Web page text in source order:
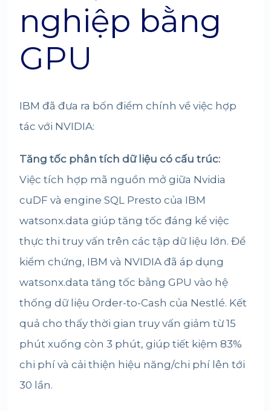
nghiệp bằng
GPU
IBM đã đưa ra bốn điểm chính về việc hợp
tác với NVIDIA:
Tăng tốc phân tích dữ liệu có cấu trúc:
Việc tích hợp mã nguồn mở giữa Nvidia
cuDF và engine SQL Presto của IBM
watsonx.data giúp tăng tốc đáng kể việc
thực thi truy vấn trên các tập dữ liệu lớn. Để
kiểm chứng, IBM và NVIDIA đã áp dụng
watsonx.data tăng tốc bằng GPU vào hệ
thống dữ liệu Order-to-Cash của Nestlé. Kết
quả cho thấy thời gian truy vấn giảm từ 15
phút xuống còn 3 phút, giúp tiết kiệm 83%
chi phí và cải thiện hiệu năng/chi phí lên tới
30 lần.